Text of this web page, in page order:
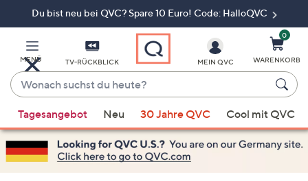
Du bist neu bei QVC? Spare 10 Euro! Code: HalloQVC
MENÜ TV-RÜCKBLICK
Wonach
suchst
du
heute?
Vorschläge
verfügbar
sind,
verwenden
MEIN QVC
0
WARENKORB
Tagesangebot Neu 30 Jahre QVC Cool mit QVC